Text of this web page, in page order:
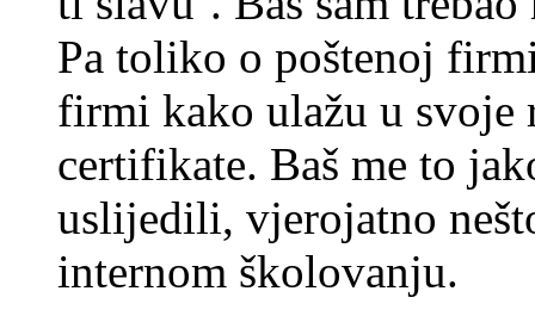
Pa toliko o poštenoj
firmi kako ulažu u svoje
certifikate. Baš me to
uslijedili, vjerojatno
internom školovanju.